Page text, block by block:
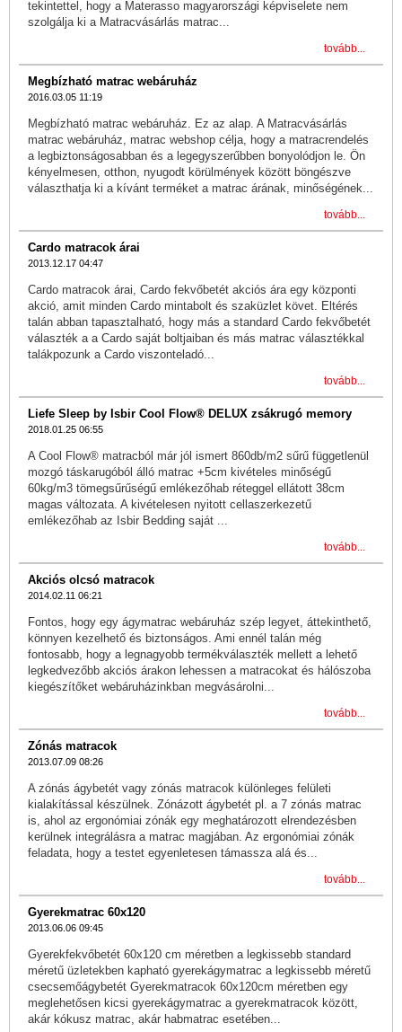
tekintettel, hogy a Materasso magyarországi képviselete nem
szolgálja ki a Matracvásárlás matrac...
tovább...
Megbízható matrac webáruház
2016.03.05 11:19
Megbízható matrac webáruház. Ez az alap. A Matracvásárlás
matrac webáruház, matrac webshop célja, hogy a matracrendelés
a legbiztonságosabban és a legegyszerűbben bonyolódjon le. Ön
kényelmesen, otthon, nyugodt körülmények között böngészve
választhatja ki a kívánt terméket a matrac árának, minőségének...
tovább...
Cardo matracok árai
2013.12.17 04:47
Cardo matracok árai, Cardo fekvőbetét akciós ára egy központi
akció, amit minden Cardo mintabolt és szaküzlet követ. Eltérés
talán abban tapasztalható, hogy más a standard Cardo fekvőbetét
választék a a Cardo saját boltjaiban és más matrac választékkal
talákpozunk a Cardo viszonteladó...
tovább...
Liefe Sleep by Isbir Cool Flow® DELUX zsákrugó memory
2018.01.25 06:55
A Cool Flow® matracból már jól ismert 860db/m2 sűrű függetlenül
mozgó táskarugóból álló matrac +5cm kivételes minőségű
60kg/m3 tömegsűrűségű emlékezőhab réteggel ellátott 38cm
magas változata. A kivételesen nyitott cellaszerkezetű
emlékezőhab az Isbir Bedding saját ...
tovább...
Akciós olcsó matracok
2014.02.11 06:21
Fontos, hogy egy ágymatrac webáruház szép legyet, áttekinthető,
könnyen kezelhető és biztonságos. Ami ennél talán még
fontosabb, hogy a legnagyobb termékválaszték mellett a lehető
legkedvezőbb akciós árakon lehessen a matracokat és hálószoba
kiegészítőket webáruházinkban megvásárolni...
tovább...
Zónás matracok
2013.07.09 08:26
A zónás ágybetét vagy zónás matracok különleges felületi
kialakítással készülnek. Zónázott ágybetét pl. a 7 zónás matrac
is, ahol az ergonómiai zónák egy meghatározott elrendezésben
kerülnek integrálásra a matrac magjában. Az ergonómiai zónák
feladata, hogy a testet egyenletesen támassza alá és...
tovább...
Gyerekmatrac 60x120
2013.06.06 09:45
Gyerekfekvőbetét 60x120 cm méretben a legkissebb standard
méretű üzletekben kapható gyerekágymatrac a legkissebb méretű
csecsemőágybetét Gyerekmatracok 60x120cm méretben egy
meglehetősen kicsi gyerekágymatrac a gyerekmatracok között,
akár kókusz matrac, akár habmatrac esetében...